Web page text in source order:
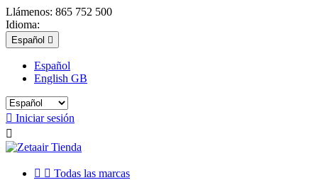
Llámenos: 865 752 500
Idioma:
Español 
Español
English GB
 Iniciar sesión

  Todas las marcas